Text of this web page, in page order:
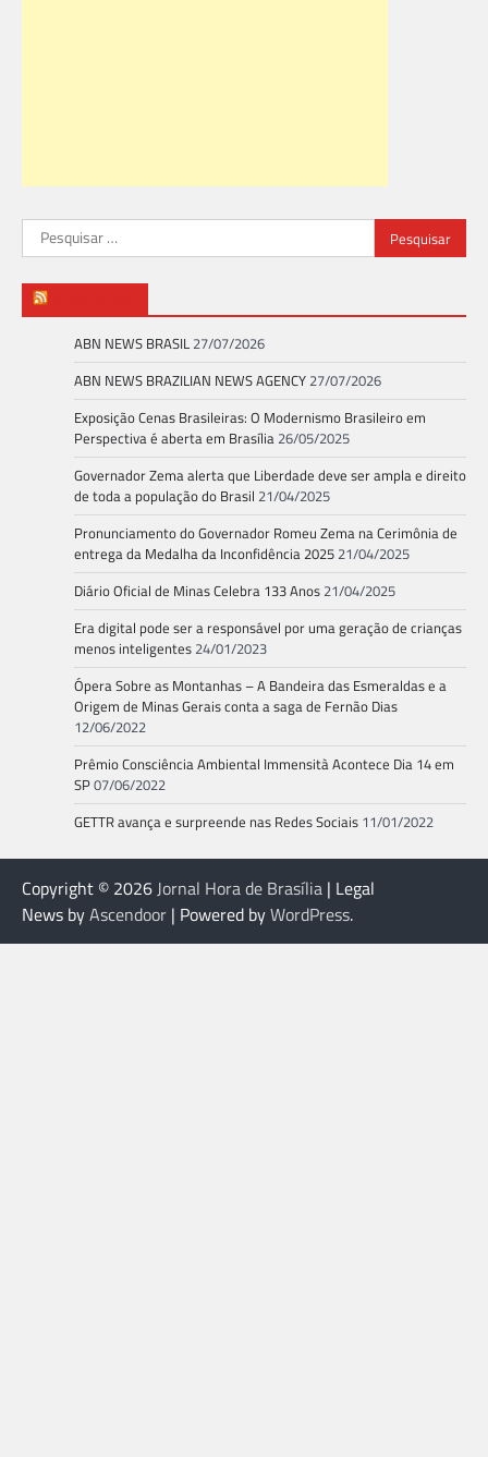
Pesquisar
por:
ABN NEWS BRASIL 27/07/2026
ABN NEWS BRAZILIAN NEWS AGENCY 27/07/2026
Exposição Cenas Brasileiras: O Modernismo Brasileiro em
Perspectiva é aberta em Brasília 26/05/2025
Governador Zema alerta que Liberdade deve ser ampla e direito
de toda a população do Brasil 21/04/2025
Pronunciamento do Governador Romeu Zema na Cerimônia de
entrega da Medalha da Inconfidência 2025 21/04/2025
Diário Oficial de Minas Celebra 133 Anos 21/04/2025
Era digital pode ser a responsável por uma geração de crianças
menos inteligentes 24/01/2023
Ópera Sobre as Montanhas – A Bandeira das Esmeraldas e a
Origem de Minas Gerais conta a saga de Fernão Dias
12/06/2022
Prêmio Consciência Ambiental Immensità Acontece Dia 14 em
SP07/06/2022
GETTR avança e surpreende nas Redes Sociais 11/01/2022
Copyright © 2026Jornal Hora de Brasília | Legal
News byAscendoor | Powered byWordPress.